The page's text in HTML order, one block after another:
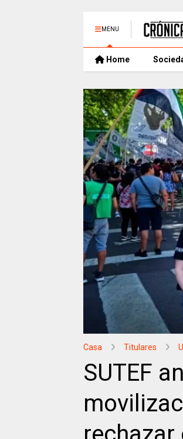
MENU
Home
Casa Titulares
SUTEF